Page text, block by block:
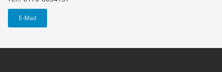
E-Mail